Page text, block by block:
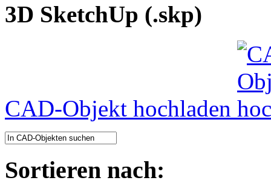
3D SketchUp (.skp)
CAD-Objekt hochladen
Sortieren nach: